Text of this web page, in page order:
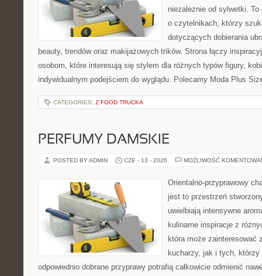
niezależnie od sylwetki.
o czytelnikach, którzy
dotyczących dobierania
beauty, trendów oraz makijażowych trików. Strona łączy
osobom, które interesują się stylem dla różnych typów figury,
indywidualnym podejściem do wyglądu. Polecamy Moda Plus
CATEGORIES: Z FOOD TRUCKA
PERFUMY DAMSKIE
POSTED BY ADMIN CZE - 13 - 2026 MOŻLIWOŚĆ
Orientalno-przyprawowy
jest to przestrzeń
uwielbiają intensywne
kulinarne inspiracje z
która może zainteresować
kucharzy, jak i tych, którzy
odpowiednio dobrane przyprawy potrafią całkowicie odmienić